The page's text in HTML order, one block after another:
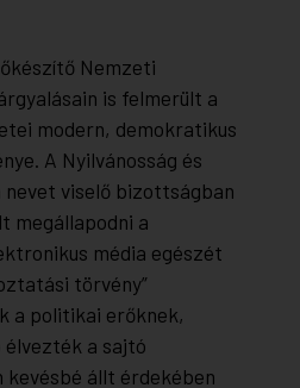
Nemzeti
is felmerült a
modern, demokratikus
A Nyilvánosság és
nevet viselő bizottságban
megállapodni a
média egészét
törvény”
a politikai erőknek,
élvezték a sajtó
állt érdekében